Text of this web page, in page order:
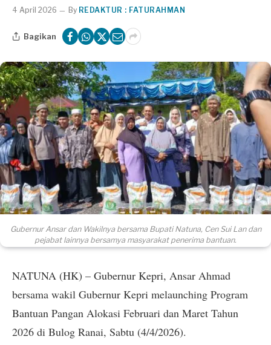
4 April 2026 By REDAKTUR : FATURAHMAN
Bagikan
Gubernur Ansar dan Wakilnya bersama Bupati Natuna, Cen Sui Lan dan
pejabat lainnya bersamya masyarakat penerima bantuan.
NATUNA (HK) – Gubernur Kepri, Ansar Ahmad
bersama wakil Gubernur Kepri melaunching Program
Bantuan Pangan Alokasi Februari dan Maret Tahun
2026 di Bulog Ranai, Sabtu (4/4/2026).